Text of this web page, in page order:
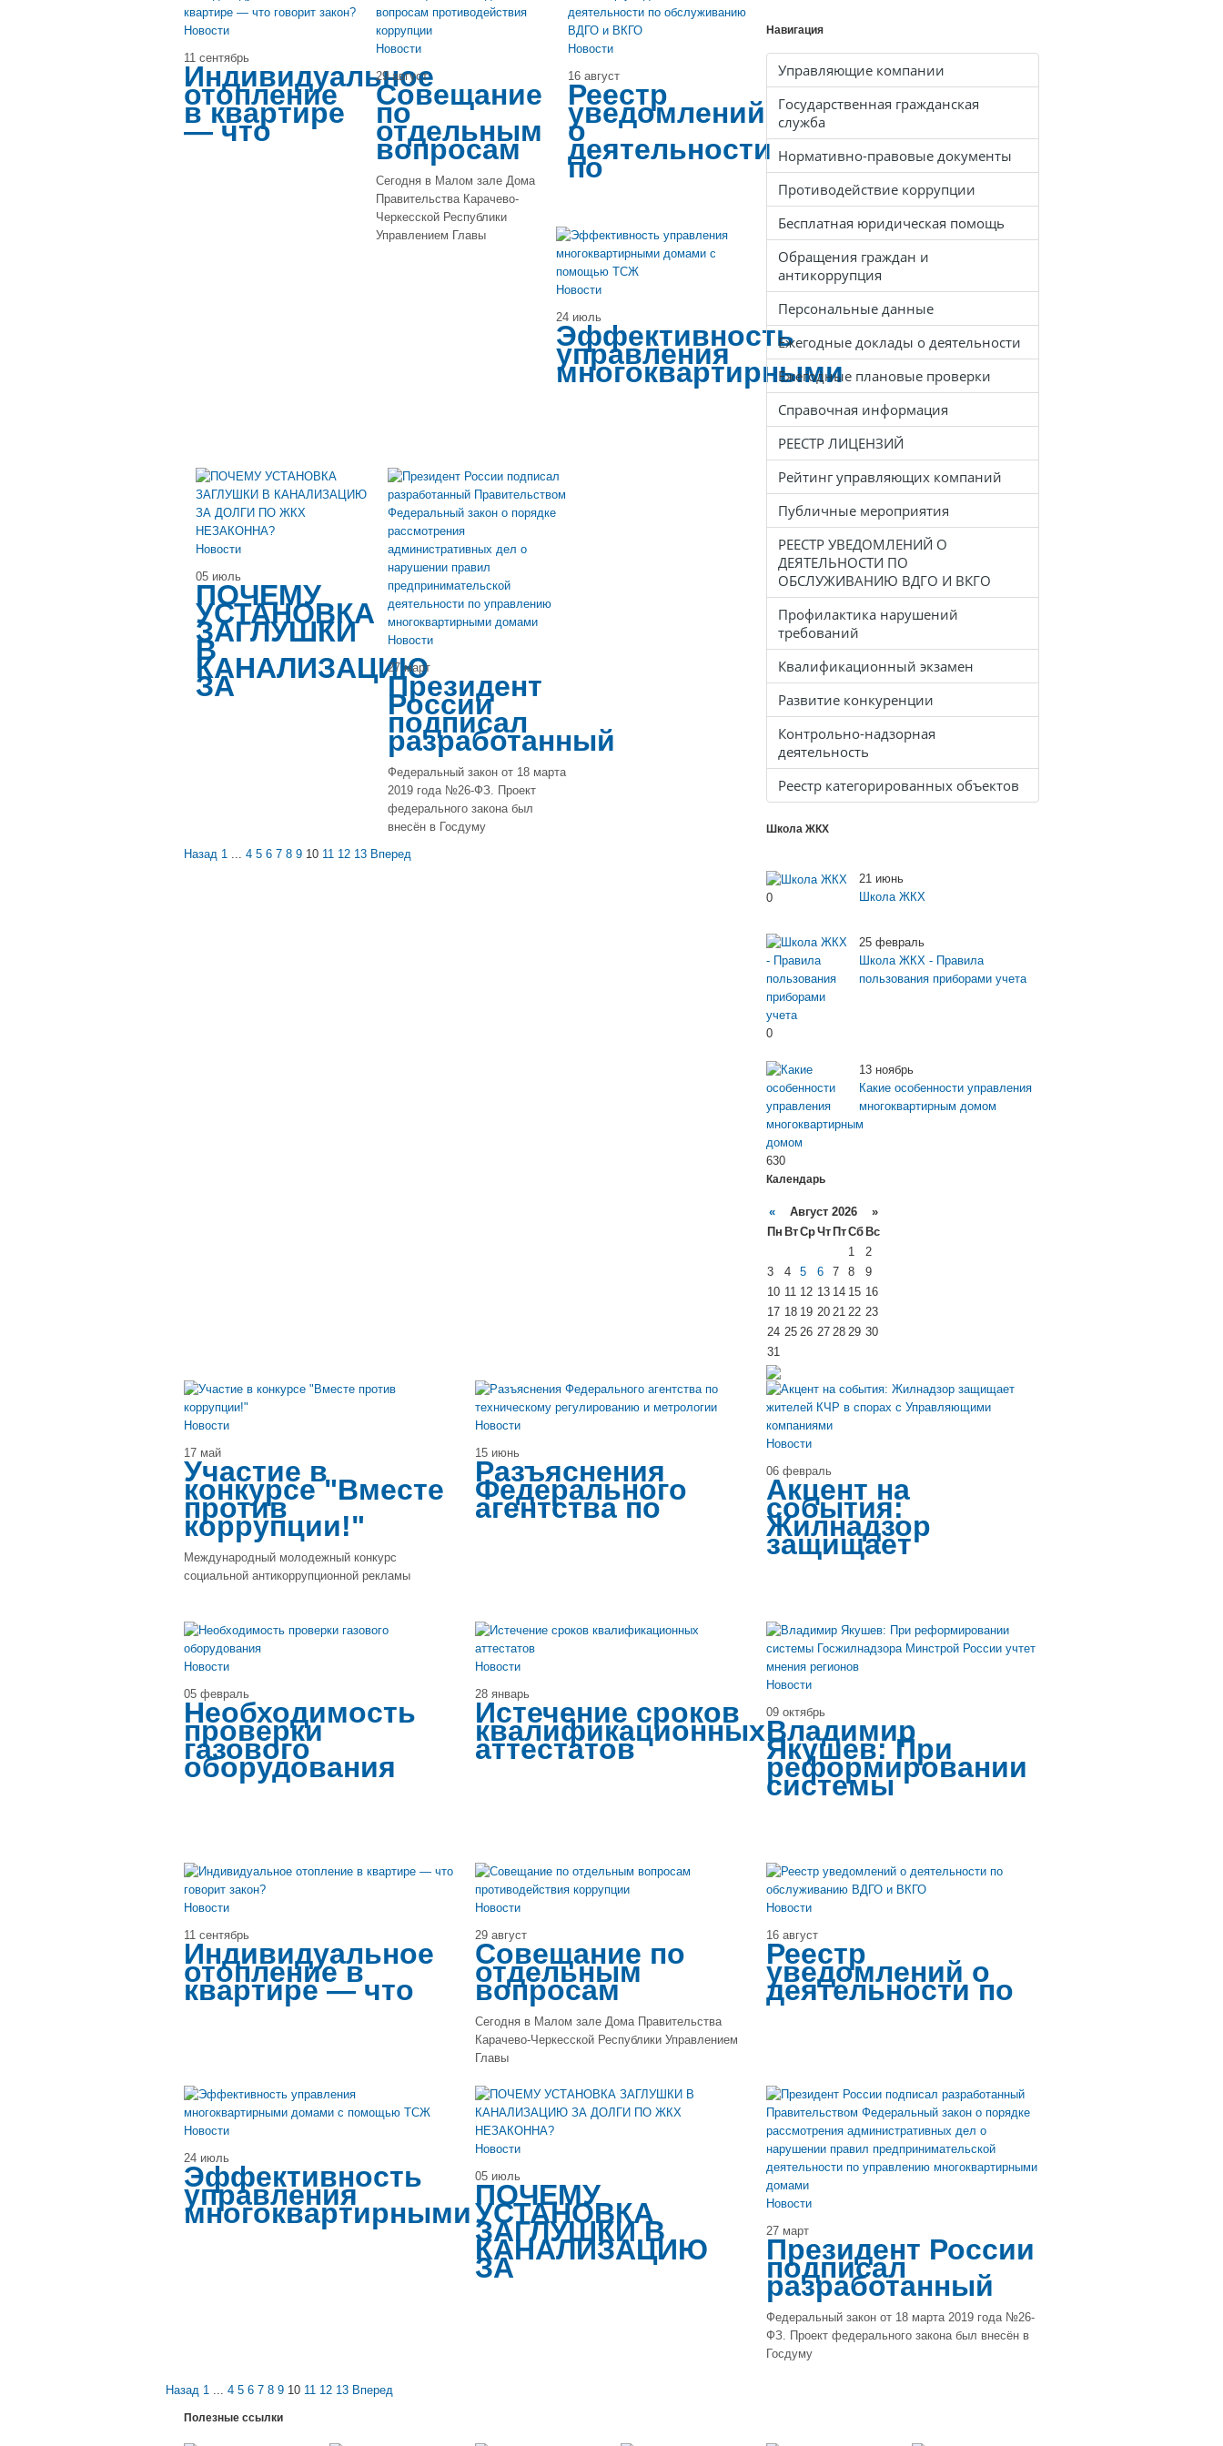
Новости
11 сентябрь
Индивидуальное
отопление
в квартире
— что
Новости
29 август
Совещание
по
отдельным
вопросам
Сегодня в Малом зале Дома
Правительства Карачево-
Черкесской Республики
Управлением Главы
Новости
16 август
Реестр
уведомлений
о
деятельности
по
Новости
24 июль
Эффективность
управления
многоквартирными
Новости
05 июль
ПОЧЕМУ
УСТАНОВКА
ЗАГЛУШКИ
В
КАНАЛИЗАЦИЮ
ЗА
Новости
27 март
Президент
России
подписал
разработанный
Федеральный закон от 18 марта
2019 года №26-ФЗ. Проект
федерального закона был
внесён в Госдуму
Назад 1 ... 4 5 6 7 8 9 10 11 12 13 Вперед
Навигация
Управляющие компании
Государственная гражданская
служба
Нормативно-правовые документы
Противодействие коррупции
Бесплатная юридическая помощь
Обращения граждан и
антикоррупция
Персональные данные
Ежегодные доклады о деятельности
Ежегодные плановые проверки
Справочная информация
РЕЕСТР ЛИЦЕНЗИЙ
Рейтинг управляющих компаний
Публичные мероприятия
РЕЕСТР УВЕДОМЛЕНИЙ О
ДЕЯТЕЛЬНОСТИ ПО
ОБСЛУЖИВАНИЮ ВДГО И ВКГО
Профилактика нарушений
требований
Квалификационный экзамен
Развитие конкуренции
Контрольно-надзорная
деятельность
Реестр категорированных объектов
Школа ЖКХ
0
21 июнь
Школа ЖКХ
0
25 февраль
Школа ЖКХ - Правила
пользования приборами учета
630
13 ноябрь
Какие особенности управления
многоквартирным домом
Календарь
«Август 2026 »
Пн ВтСрЧт ПтСб Вс
1
2
3
4 5 6 7 8
9
10 11 12 13 14 15 16
17 18 19 20 21 22 23
24 25 26 27 28 29 30
31
Новости
17 май
Участие в
конкурсе "Вместе
против
коррупции!"
Международный молодежный конкурс
социальной антикоррупционной рекламы
Новости
15 июнь
Разъяснения
Федерального
агентства по
Новости
06 февраль
Акцент на
события:
Жилнадзор
защищает
Новости
05 февраль
Необходимость
проверки
газового
оборудования
Новости
28 январь
Истечение сроков
квалификационных
аттестатов
Новости
09 октябрь
Владимир
Якушев: При
реформировании
системы
Новости
11 сентябрь
Индивидуальное
отопление в
квартире — что
Новости
29 август
Совещание по
отдельным
вопросам
Сегодня в Малом зале Дома Правительства
Карачево-Черкесской Республики Управлением
Главы
Новости
16 август
Реестр
уведомлений о
деятельности по
Новости
24 июль
Эффективность
управления
многоквартирными
Новости
05 июль
ПОЧЕМУ
УСТАНОВКА
ЗАГЛУШКИ В
КАНАЛИЗАЦИЮ
ЗА
Новости
27 март
Президент России
подписал
разработанный
Федеральный закон от 18 марта 2019 года №26-
ФЗ. Проект федерального закона был внесён в
Госдуму
Назад 1 ... 4 5 6 7 8 9 10 11 12 13 Вперед
Полезные ссылки